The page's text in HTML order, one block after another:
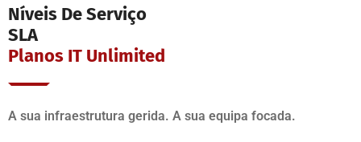
Níveis De Serviço
SLA
Planos IT Unlimited
A sua infraestrutura gerida. A sua equipa focada.